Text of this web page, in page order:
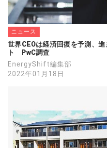
ニュース
世界CEOは経済回復を予測、
ト　PwC調査
EnergyShift編集部
2022年01月18日